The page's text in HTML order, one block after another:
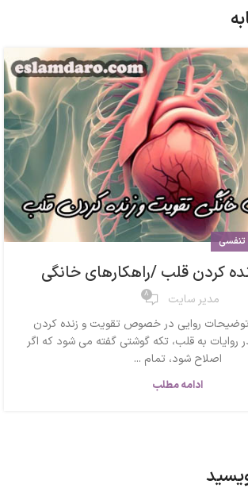
تنفسی
کردن قلب /راهکارهای خانگی
مدیر سایت 8
توضیحات روایی در خصوص تقویت و زنده کردن
روایات به قلب، تکه گوشتی گفته می شود که اگر
اصلاح شود، تمام ...
ادامه مطلب